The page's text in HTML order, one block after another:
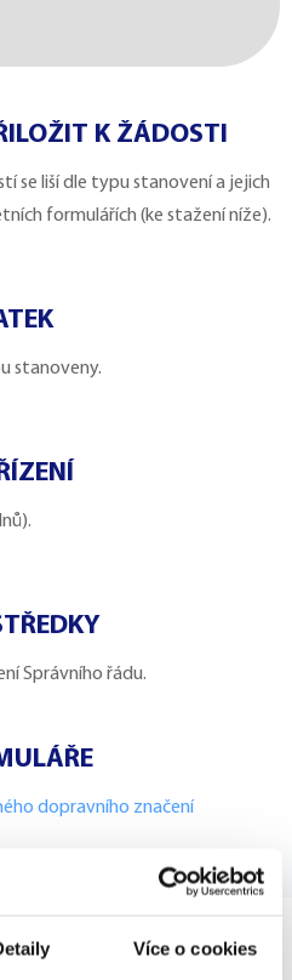
Více o cookies
K ŽÁDOSTI
se liší dle typu stanovení a jejich
formulářích (ke stažení níže).
stanoveny.
Správního řádu.
dopravního značení